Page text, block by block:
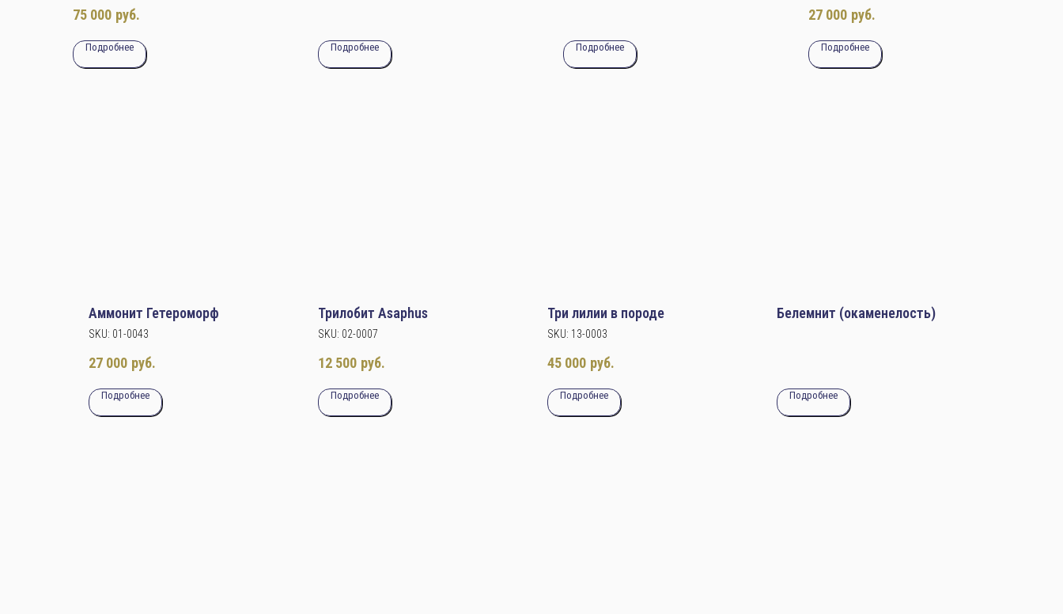
75 000 руб.
Подробнее Подробнее Подробнее
27 000 руб.
Подробнее
Аммонит Гетероморф
SKU: 01-0043
27 000 руб.
Подробнее
Трилобит Asaphus
SKU: 02-0007
12 500 руб.
Подробнее
Три лилии в породе
SKU: 13-0003
45 000 руб.
Подробнее
Белемнит (окаменелость)
Подробнее